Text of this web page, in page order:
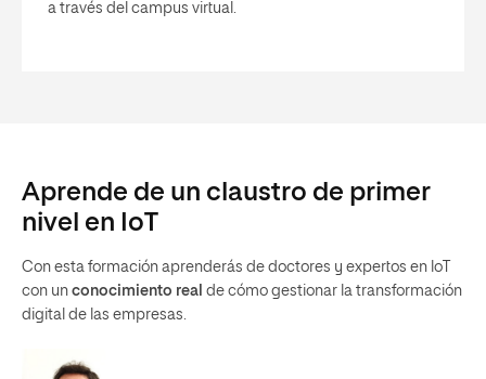
a través del campus virtual.
Aprende de un claustro de primer
nivel en IoT
Con esta formación aprenderás de doctores y expertos en loT
con un conocimiento real de cómo gestionar la transformación
digital de las empresas.